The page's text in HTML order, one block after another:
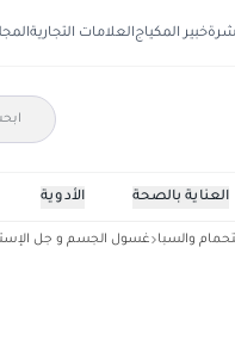
خبير المكياجالعلامات التجارية
الأدوية العناية بالصحة
والسبا غسول الجسم و جل